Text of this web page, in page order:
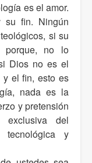
es el amor.
fin. Ningún
si su
no lo
Dios no es el
y el fin, esto es
nada es la
y pretensión
exclusiva del
y